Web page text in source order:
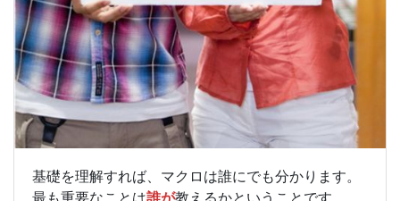
基礎を理解すれば、マクロは誰にでも分かります。